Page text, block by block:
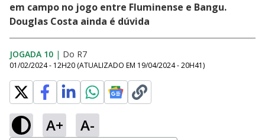
em campo no jogo entre Fluminense e Bangu.
Douglas Costa ainda é dúvida
JOGADA 10 | Do R7
01/02/2024 - 12H20 (ATUALIZADO EM 19/04/2024 - 20H41)
A+ A-